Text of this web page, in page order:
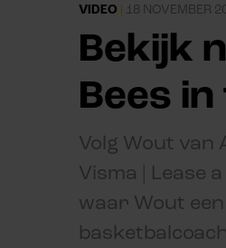
VIDEO | 18 NOVEMBER
Bekijk
Bees
Volg Wout van
Visma | Lease
waar Wout